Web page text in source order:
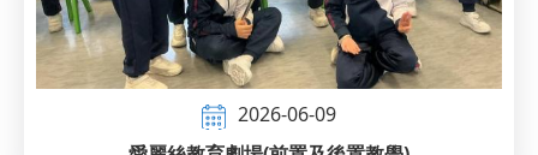
2026-06-09